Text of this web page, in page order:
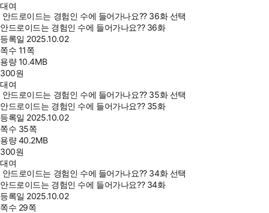
대여
안드로이드는 경험인 수에 들어가나요?? 36화 선택
안드로이드는 경험인 수에 들어가나요?? 36화
등록일 2025.10.02
쪽수 11쪽
용량10.4MB
300원
대여
안드로이드는 경험인 수에 들어가나요?? 35화 선택
안드로이드는 경험인 수에 들어가나요?? 35화
등록일 2025.10.02
쪽수 35쪽
용량40.2MB
300원
대여
안드로이드는 경험인 수에 들어가나요?? 34화 선택
안드로이드는 경험인 수에 들어가나요?? 34화
등록일 2025.10.02
쪽수 29쪽